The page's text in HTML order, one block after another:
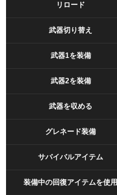
リロード
武器切り替え
武器1を装備
武器2を装備
武器を収める
グレネード装備
サバイバルアイテム
装備中の回復アイテムを使用